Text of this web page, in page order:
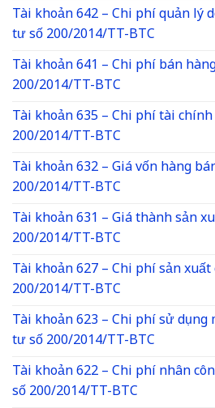
Tài khoản 642 – Chi phí quản lý
tư số 200/2014/TT-BTC
Tài khoản 641 – Chi phí bán
200/2014/TT-BTC
Tài khoản 635 – Chi phí tài
200/2014/TT-BTC
Tài khoản 632 – Giá vốn hàng
200/2014/TT-BTC
Tài khoản 631 – Giá thành sản
200/2014/TT-BTC
Tài khoản 627 – Chi phí sản
200/2014/TT-BTC
Tài khoản 623 – Chi phí sử
tư số 200/2014/TT-BTC
Tài khoản 622 – Chi phí nhân
số 200/2014/TT-BTC